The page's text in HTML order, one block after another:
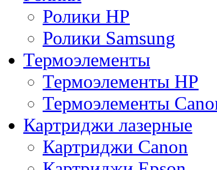
Ролики HP
Ролики Samsung
Термоэлементы
Термоэлементы HP
Термоэлементы
Картриджи лазерные
Картриджи Canon